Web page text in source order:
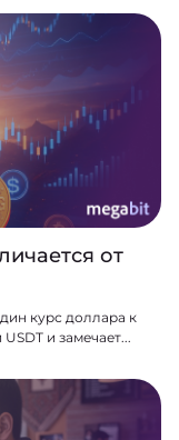
от
курс доллара к
и замечает...